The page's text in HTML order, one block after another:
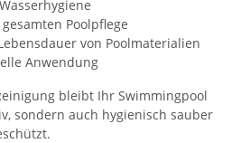
Poolpflege
von Poolmaterialien
Anwendung
bleibt Ihr Swimmingpool
sondern auch hygienisch sauber